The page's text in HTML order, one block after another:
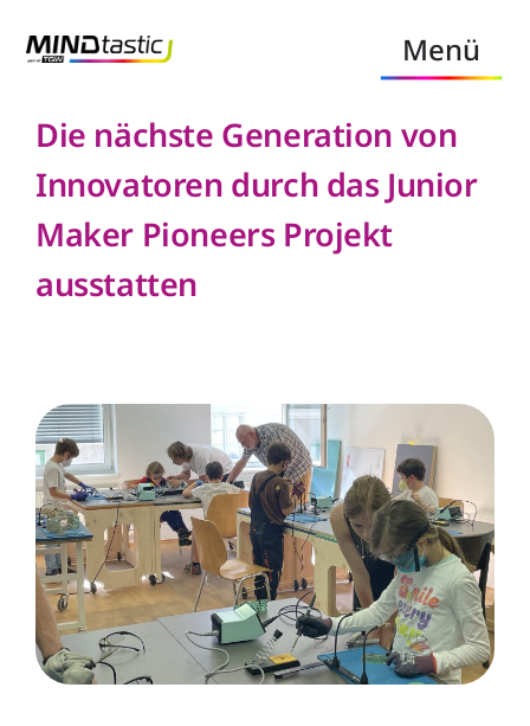
Inhalt
Menü
MINDtastic
MINDtastic Academy
LearningHub
MINDtastic Podcast
MINDtastic Workshop Facilitation &
Coaching
Unsere Wirkung
Die nächste Generation von
Innovatoren durch das Junior
Maker Pioneers Projekt
ausstatten